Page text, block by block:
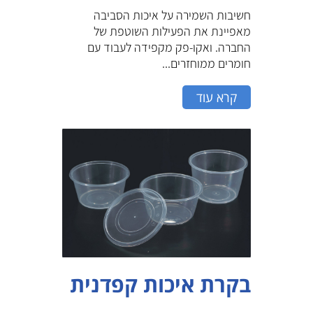
חשיבות השמירה על איכות הסביבה
מאפיינת את הפעילות השוטפת של
החברה. ואקו-פק מקפידה לעבוד עם
חומרים ממוחזרים...
קרא עוד
בקרת איכות קפדנית